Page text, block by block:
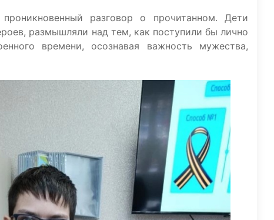
разговор о прочитанном. Дети
размышляли над тем, как поступили бы лично
времени, осознавая важность мужества,